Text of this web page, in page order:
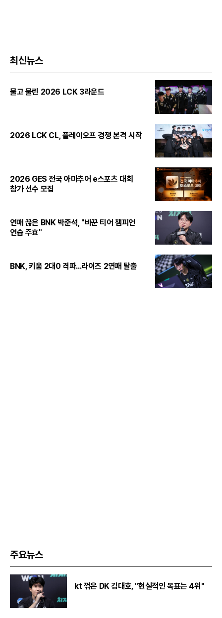
최신뉴스
물고 물린 2026 LCK 3라운드
2026 LCK CL, 플레이오프 경쟁 본격 시작
2026 GES 전국 아마추어 e스포츠 대회
참가 선수 모집
연패 끊은 BNK 박준석, "바꾼 티어 챔피언
연습 주효"
BNK, 키움 2대0 격파...라이즈 2연패 탈출
주요뉴스
kt 꺾은 DK 김대호, "현실적인 목표는 4위"